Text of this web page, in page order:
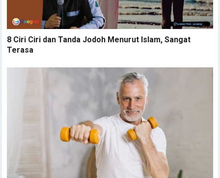
8 Ciri Ciri dan Tanda Jodoh Menurut Islam, Sangat
Terasa